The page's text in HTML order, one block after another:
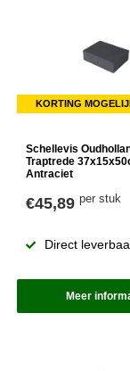
KORTING
Schellevis
Traptrede
Antraciet
€45,89 per stuk
Direct
Meer